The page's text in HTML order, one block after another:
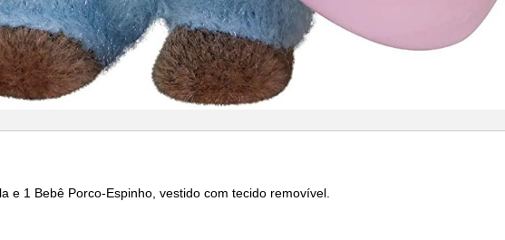
e 1 Bebê Porco-Espinho, vestido com tecido removível.